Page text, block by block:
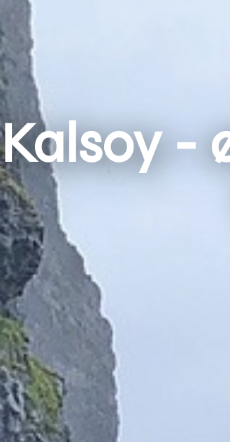
Kalsoy -